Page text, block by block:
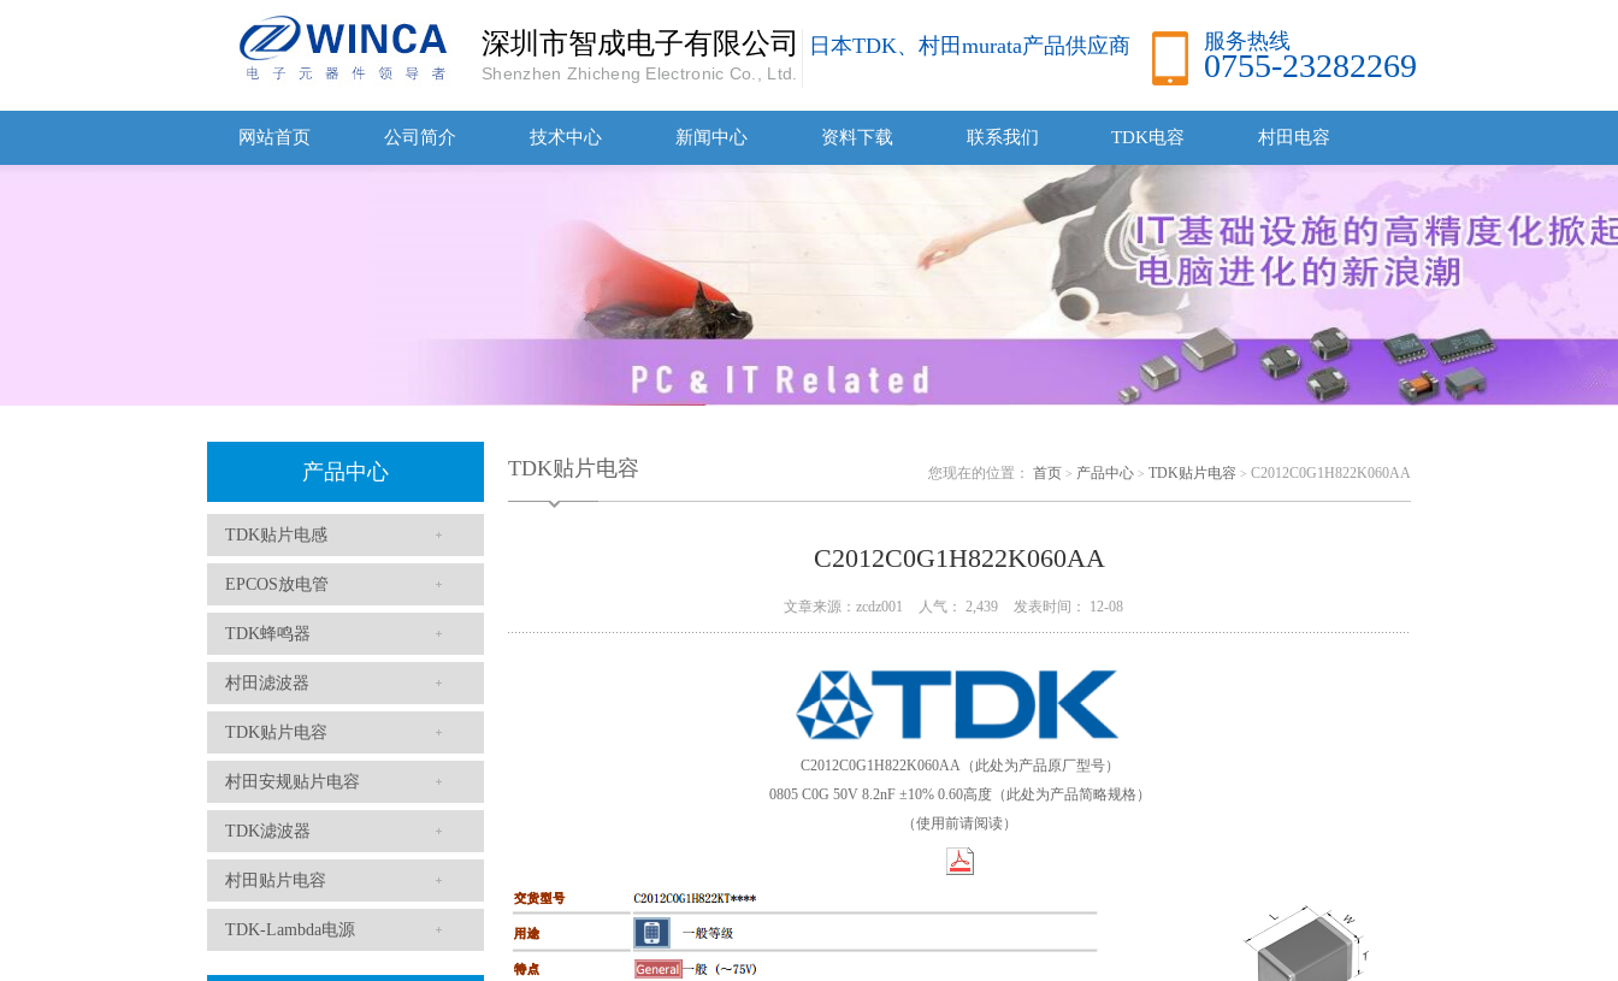
深圳市智成电子有限公司
Shenzhen Zhicheng Electronic Co., Ltd.
日本TDK、村田murata产品供应商 服务热线
0755-23282269
网站首页 公司简介 技术中心 新闻中心 资料下载 联系我们 TDK电容 村田电容
产品中心
TDK贴片电感
EPCOS放电管
TDK蜂鸣器
村田滤波器
TDK贴片电容
村田安规贴片电容
TDK滤波器
村田贴片电容
TDK-Lambda电源
TDK车规电容CGA4J1X7R1E475KT0Y0E
TDK贴片电容 您现在的位置： 首页 > 产品中心 > TDK贴片电容 > C2012C0G1H822K060AA
C2012C0G1H822K060AA
文章来源：zcdz001 人气： 2,439 发表时间： 12-08
C2012C0G1H822K060AA（此处为产品原厂型号）
0805 C0G 50V 8.2nF ±10% 0.60高度（此处为产品简略规格）
（使用前请阅读）